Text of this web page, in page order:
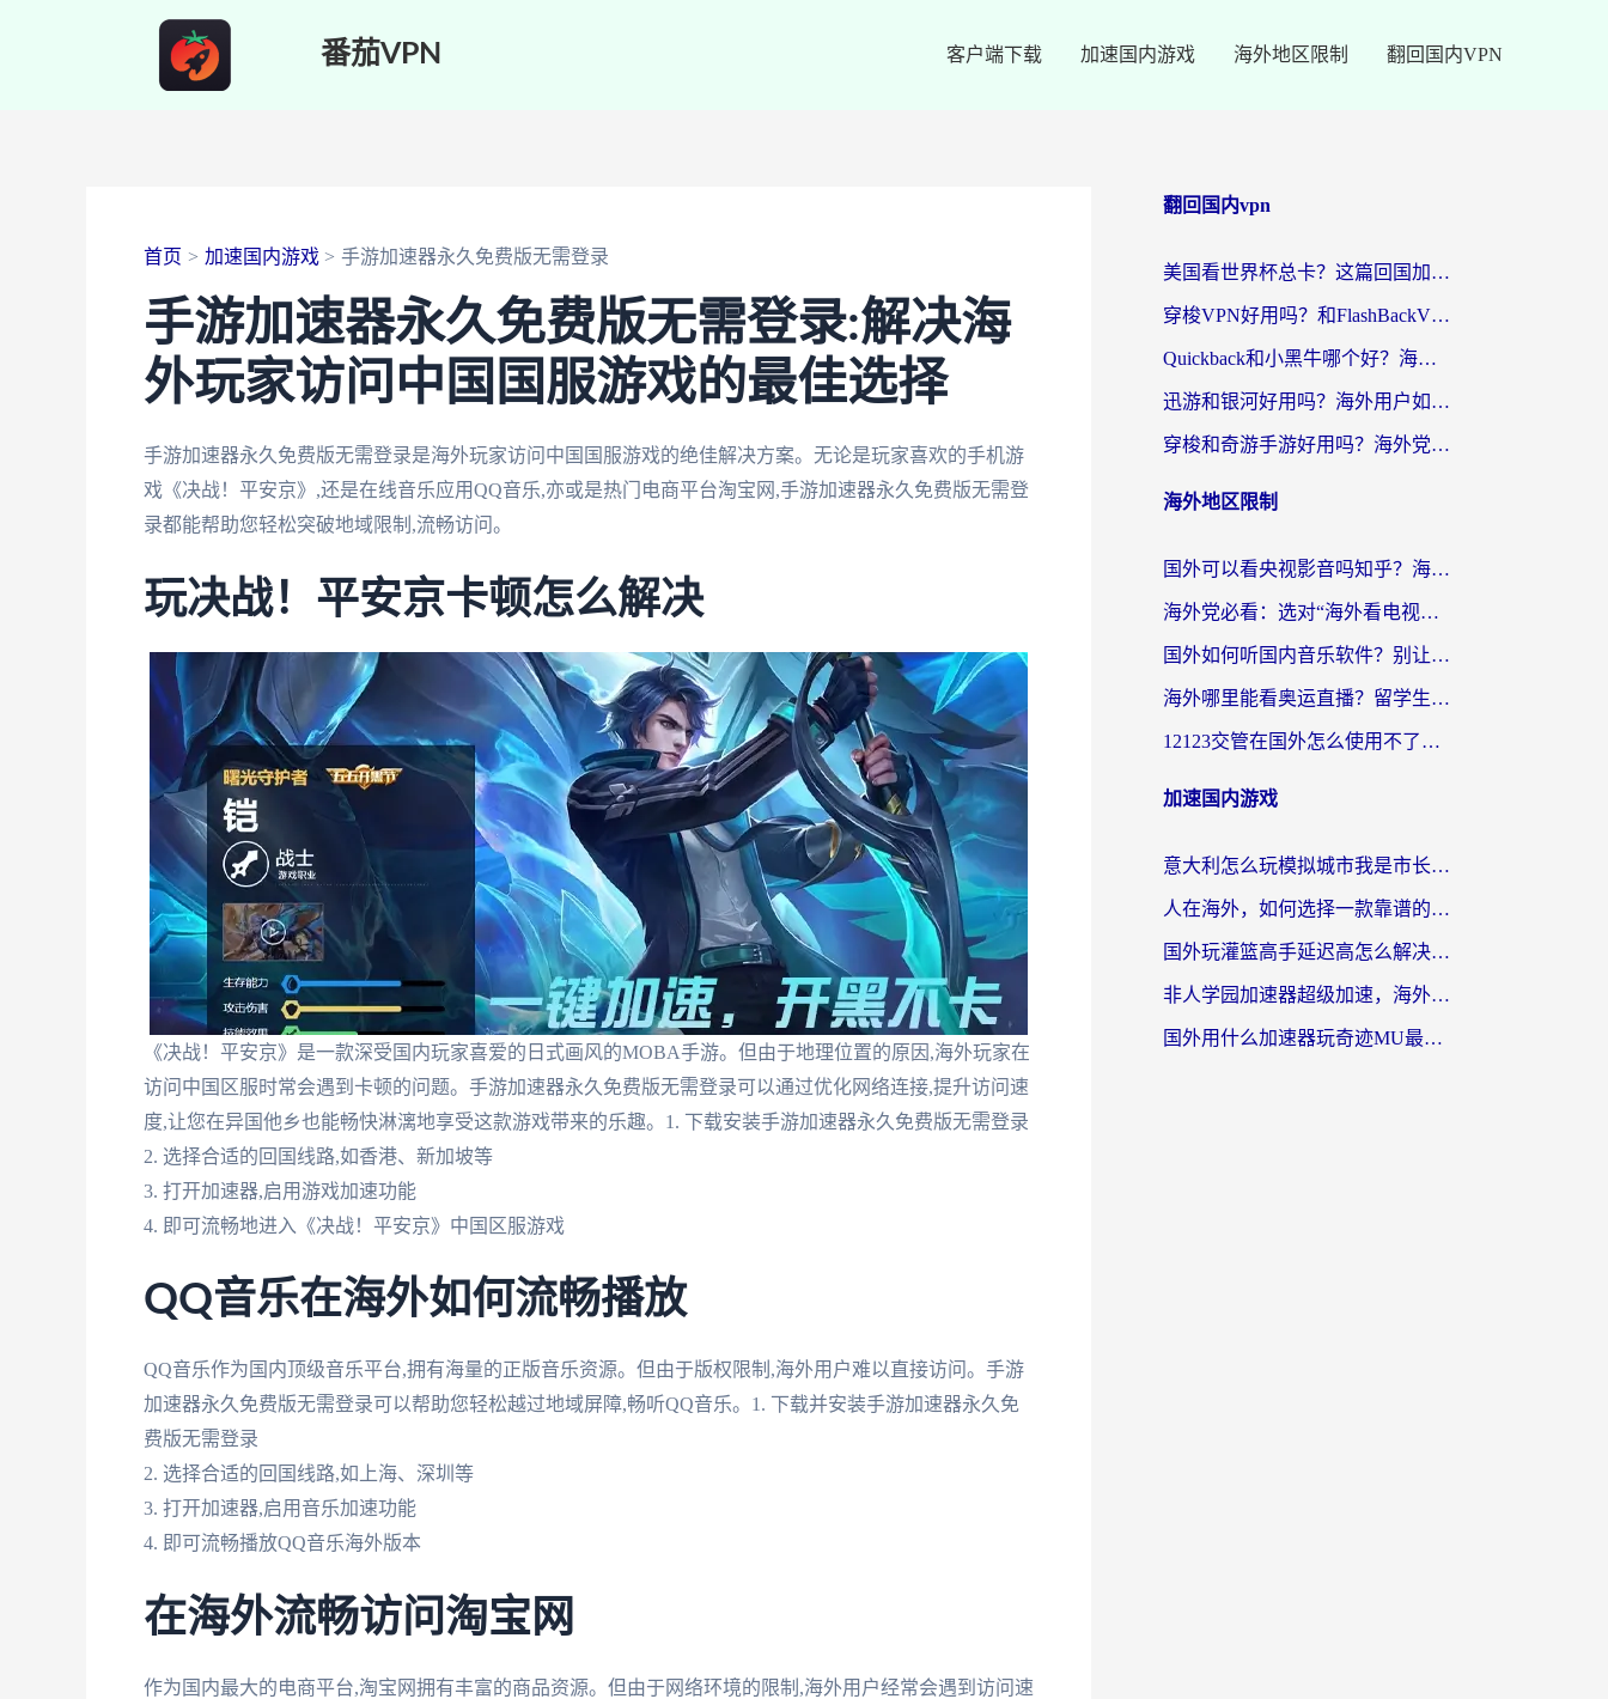
番茄VPN 客户端下载 加速国内游戏 海外地区限制 翻回国内VPN
首页 加速国内游戏 手游加速器永久免费版无需登录
手游加速器永久免费版无需登录:解决海
外玩家访问中国国服游戏的最佳选择
手游加速器永久免费版无需登录是海外玩家访问中国国服游戏的绝佳解决方案。无论是玩家喜欢的手机游
戏《决战！平安京》,还是在线音乐应用QQ音乐,亦或是热门电商平台淘宝网,手游加速器永久免费版无需登
录都能帮助您轻松突破地域限制,流畅访问。
玩决战！平安京卡顿怎么解决
《决战！平安京》是一款深受国内玩家喜爱的日式画风的MOBA手游。但由于地理位置的原因,海外玩家在
访问中国区服时常会遇到卡顿的问题。手游加速器永久免费版无需登录可以通过优化网络连接,提升访问速
度,让您在异国他乡也能畅快淋漓地享受这款游戏带来的乐趣。1. 下载安装手游加速器永久免费版无需登录
2. 选择合适的回国线路,如香港、新加坡等
3. 打开加速器,启用游戏加速功能
4. 即可流畅地进入《决战！平安京》中国区服游戏
QQ音乐在海外如何流畅播放
QQ音乐作为国内顶级音乐平台,拥有海量的正版音乐资源。但由于版权限制,海外用户难以直接访问。手游
加速器永久免费版无需登录可以帮助您轻松越过地域屏障,畅听QQ音乐。1. 下载并安装手游加速器永久免
费版无需登录
2. 选择合适的回国线路,如上海、深圳等
3. 打开加速器,启用音乐加速功能
4. 即可流畅播放QQ音乐海外版本
在海外流畅访问淘宝网
作为国内最大的电商平台,淘宝网拥有丰富的商品资源。但由于网络环境的限制,海外用户经常会遇到访问速
翻回国内vpn
美国看世界杯总卡？这篇回国加速器指南帮你无缝刷国内资源（附苹果手机VPN设置步骤）
穿梭VPN好用吗？和FlashBackVPN对比哪个回国效果更好？
Quickback和小黑牛哪个好？海外党亲测指南，选对回国加速器秒回国内
迅游和银河好用吗？海外用户如何选择回国加速器实现无缝访问国内资源
穿梭和奇游手游好用吗？海外党亲测3款回国加速器，附蜜蜂加速器七天试用攻略
海外地区限制
国外可以看央视影音吗知乎？海外党亲测有效的回国加速方案
海外党必看：选对“海外看电视剧软件”，再也不用愁国内剧刷不了
国外如何听国内音乐软件？别让地域限制，断了你的中文歌单
海外哪里能看奥运直播？留学生&海外华人必看的体育赛事观赛终极指南
12123交管在国外怎么使用不了？海外华人必看的无缝访问国内资源指南
加速国内游戏
意大利怎么玩模拟城市我是市长？海外党国服游戏加速终极攻略（附三国3量子特攻解决办法）
人在海外，如何选择一款靠谱的玩剑灵2加速器？
国外玩灌篮高手延迟高怎么解决？海外玩家国服游戏加速终极指南
非人学园加速器超级加速，海外玩家重返国服的通行证
国外用什么加速器玩奇迹MU最好？2026海外玩家国服游戏加速全攻略